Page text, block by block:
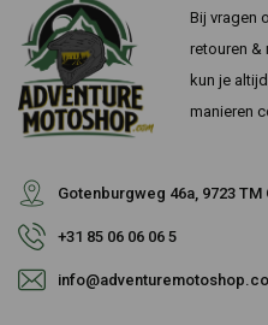
Bij vragen
retouren &
kun je
manieren
Gotenburgweg 46a, 9723
+31 85 06 06 06 5